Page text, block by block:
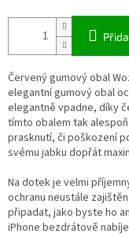
Červený gumový obal
elegantní gumový obal
elegantně vpadne, díky
tímto obalem tak
prasknutí, či poškození
svému jabku dopřát
Na dotek je velmi
ochranu neustále
připadat, jako byste ho
iPhone bezdrátově